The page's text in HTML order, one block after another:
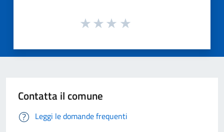
Contatta il comune
Leggi le domande frequenti